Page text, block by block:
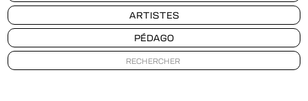
ARTISTES
PÉDAGO